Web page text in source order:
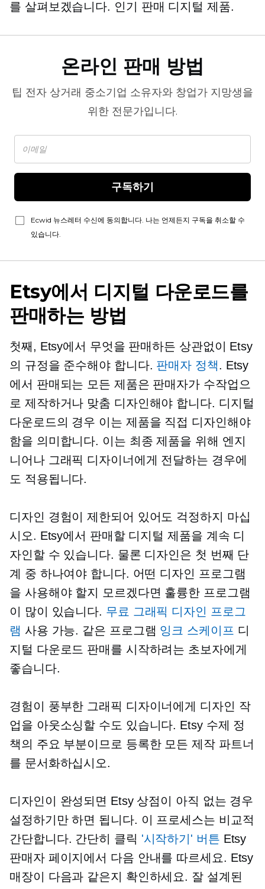
를 살펴보겠습니다. 인기 판매 디지털 제품.
온라인 판매 방법
팁 전자 상거래 중소기업 소유자와 창업가 지망생을
위한 전문가입니다.
구독하기
Ecwid 뉴스레터 수신에 동의합니다. 나는 언제든지 구독을 취소할 수
있습니다.
Etsy에서 디지털 다운로드를
판매하는 방법
첫째, Etsy에서 무엇을 판매하든 상관없이 Etsy
의 규정을 준수해야 합니다. 판매자 정책. Etsy
에서 판매되는 모든 제품은 판매자가 수작업으
로 제작하거나 맞춤 디자인해야 합니다. 디지털
다운로드의 경우 이는 제품을 직접 디자인해야
함을 의미합니다. 이는 최종 제품을 위해 엔지
니어나 그래픽 디자이너에게 전달하는 경우에
도 적용됩니다.
디자인 경험이 제한되어 있어도 걱정하지 마십
시오. Etsy에서 판매할 디지털 제품을 계속 디
자인할 수 있습니다. 물론 디자인은 첫 번째 단
계 중 하나여야 합니다. 어떤 디자인 프로그램
을 사용해야 할지 모르겠다면 훌륭한 프로그램
이 많이 있습니다. 무료 그래픽 디자인 프로그
램 사용 가능. 같은 프로그램 잉크 스케이프 디
지털 다운로드 판매를 시작하려는 초보자에게
좋습니다.
경험이 풍부한 그래픽 디자이너에게 디자인 작
업을 아웃소싱할 수도 있습니다. Etsy 수제 정
책의 주요 부분이므로 등록한 모든 제작 파트너
를 문서화하십시오.
디자인이 완성되면 Etsy 상점이 아직 없는 경우
설정하기만 하면 됩니다. 이 프로세스는 비교적
간단합니다. 간단히 클릭 '시작하기' 버튼 Etsy
판매자 페이지에서 다음 안내를 따르세요. Etsy
매장이 다음과 같은지 확인하세요. 잘 설계된